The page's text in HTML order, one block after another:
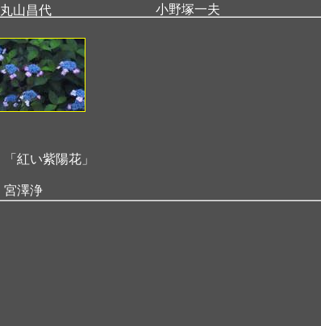
「紅い紫陽花」
宮澤浄
丸山昌代 小野塚一夫